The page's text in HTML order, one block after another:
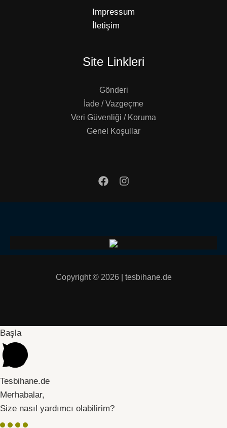
Impressum
İletişim
Site Linkleri
Gönderi
İade / Vazgeçme
Veri Güvenliği / Koruma
Genel Koşullar
Copyright © 2026 | tesbihane.de
Başla
Tesbihane.de
Merhabalar,
Size nasıl yardımcı olabilirim?